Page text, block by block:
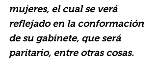
mujeres, el cual se verá
reflejado en la conformación
de su gabinete, que será
paritario, entre otras cosas.